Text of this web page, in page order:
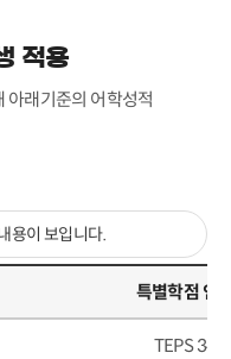
적용
아래기준의 어학성적
용이 보입니다.
특별학점 인
TEPS 348